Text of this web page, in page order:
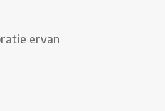
ervan